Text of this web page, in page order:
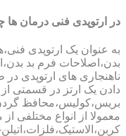
در ارتوپدی فنی درمان
به عنوان یک ارتوپدی
بدن،اصلاحات فرم بد
ناهنجاری های ارتوپدی در
دادن یک ارتز در قسمتی از
بریس،کولیس،محافظ گردن
معمولا از انواع مختلفی از